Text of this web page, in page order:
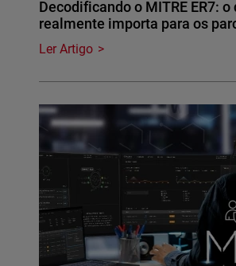
Decodificando o MITRE ER7: o
realmente importa para os
Ler Artigo